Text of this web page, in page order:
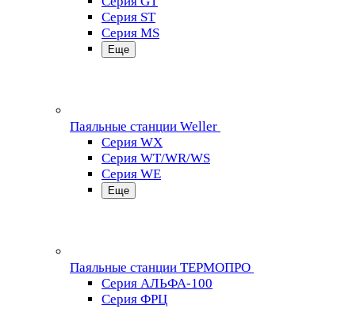
Серия ST
Серия MS
Еще
Паяльные станции Weller
Серия WX
Серия WT/WR/WS
Серия WE
Еще
Паяльные станции ТЕРМОПРО
Серия АЛЬФА-100
Серия ФРЦ